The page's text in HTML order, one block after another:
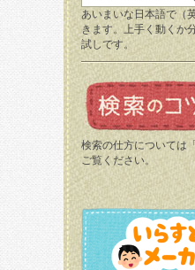
あいまいな日本語で（
きます。上手く動くか
試しです。
検索の仕方については「
ご覧ください。